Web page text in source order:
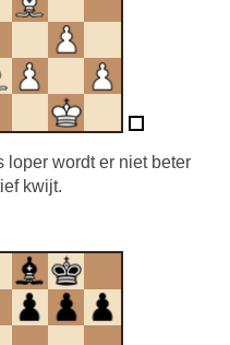
loper wordt er niet beter
kwijt.